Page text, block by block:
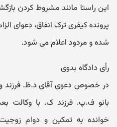
این راستا مانند مشروط کردن
پرونده کیفری ترک انفاق، دعوای
شده و مردود اعلام می شود.
رأی دادگاه بدوی
در خصوص دعوی آقای د.ظ. فرزند
بانو ف.پ. فرزند ک. با وکالت
خوانده به تمکین و دوام